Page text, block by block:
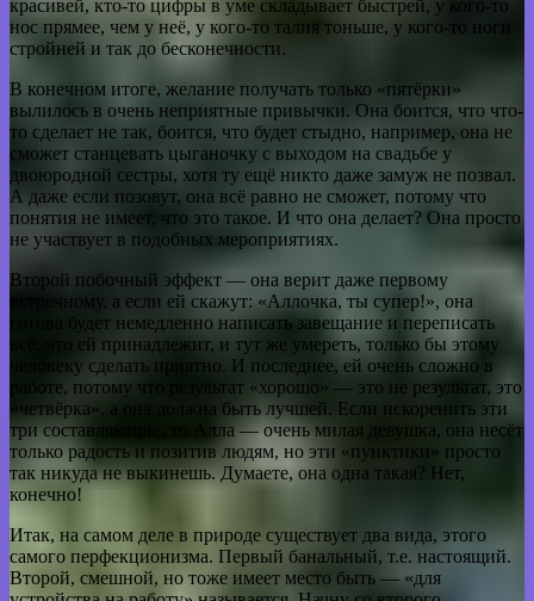
красивей, кто-то цифры в уме складывает быстрей, у кого-то
нос прямее, чем у неё, у кого-то талия тоньше, у кого-то ноги
стройней и так до бесконечности.
В конечном итоге, желание получать только «пятёрки»
вылилось в очень неприятные привычки. Она боится, что что-
то сделает не так, боится, что будет стыдно, например, она не
сможет станцевать цыганочку с выходом на свадьбе у
двоюродной сестры, хотя ту ещё никто даже замуж не позвал.
А даже если позовут, она всё равно не сможет, потому что
понятия не имеет, что это такое. И что она делает? Она просто
не участвует в подобных мероприятиях.
Второй побочный эффект — она верит даже первому
встречному, а если ей скажут: «Аллочка, ты супер!», она
готова будет немедленно написать завещание и переписать
всё, что ей принадлежит, и тут же умереть, только бы этому
человеку сделать приятно. И последнее, ей очень сложно в
работе, потому что результат «хорошо» — это не результат, это
«четвёрка», а она должна быть лучшей. Если искоренить эти
три составляющие, то Алла — очень милая девушка, она несёт
только радость и позитив людям, но эти «пунктики» просто
так никуда не выкинешь. Думаете, она одна такая? Нет,
конечно!
Итак, на самом деле в природе существует два вида, этого
самого перфекционизма. Первый банальный, т.е. настоящий.
Второй, смешной, но тоже имеет место быть — «для